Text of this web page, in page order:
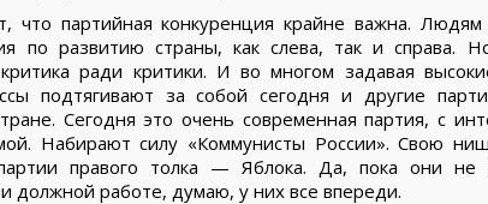
что партийная конкуренция крайне важна.
по развитию страны, как слева, так и справа.
ради критики. И во многом задавая
подтягивают за собой сегодня и другие
Сегодня это очень современная партия, с
Набирают силу «Коммунисты России». Свою
правого толка — Яблока. Да, пока они не
должной работе, думаю, у них все впереди.